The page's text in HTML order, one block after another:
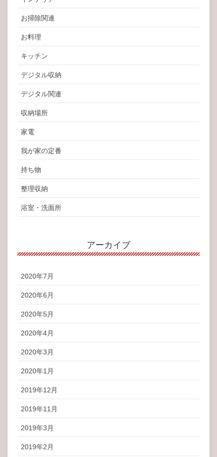
お掃除関連
お料理
キッチン
デジタル収納
デジタル関連
収納場所
家電
我が家の定番
持ち物
整理収納
浴室・洗面所
アーカイブ
2020年7月
2020年6月
2020年5月
2020年4月
2020年3月
2020年1月
2019年12月
2019年11月
2019年3月
2019年2月